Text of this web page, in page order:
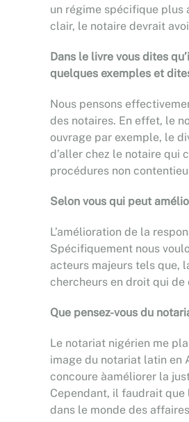
un régime spécifique plus
clair, le notaire devrait
Dans le livre vous dites
quelques exemples et
Nous pensons
des notaires. En effet, le
ouvrage par exemple, le
d’aller chez le notaire qui
procédures non
Selon vous qui peut
L’amélioration de la
Spécifiquement nous
acteurs majeurs tels que,
chercheurs en droit qui
Que pensez-vous du
Le notariat nigérien me
image du notariat latin en
concoure àaméliorer la
Cependant, il faudrait
dans le monde des